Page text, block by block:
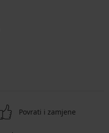
Povrati i zamjene